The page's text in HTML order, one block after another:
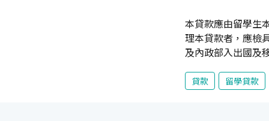
本貸款應由留學生
理本貸款者，應檢
及內政部入出國及
貸款 留學貸款